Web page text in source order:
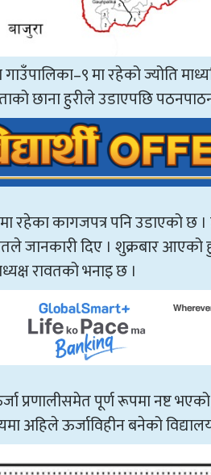
मा रहेको ज्योति
छाना हुरीले उडाएपछि
रहेका कागजपत्र पनि उडाएको छ ।
जानकारी दिए । शुक्रबार आएको
रावतको भनाइ छ ।
प्रणालीसमेत पूर्ण रूपमा नष्ट
अहिले ऊर्जाविहीन बनेको